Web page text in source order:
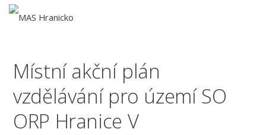
Místní akční plán
vzdělávání pro území SO
ORP Hranice V